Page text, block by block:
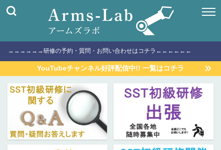
→→→→→→研修の予約・質問・お問い合わせはコチラ←←←←←←
YouTubeチャンネル好評配信中!! 一覧はコチラ